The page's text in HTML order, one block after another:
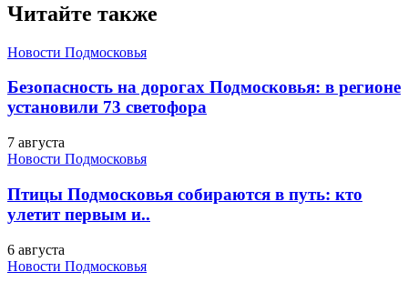
Читайте также
Новости Подмосковья
Безопасность на дорогах Подмосковья: в регионе
установили 73 светофора
7 августа
Новости Подмосковья
Птицы Подмосковья собираются в путь: кто
улетит первым и..
6 августа
Новости Подмосковья